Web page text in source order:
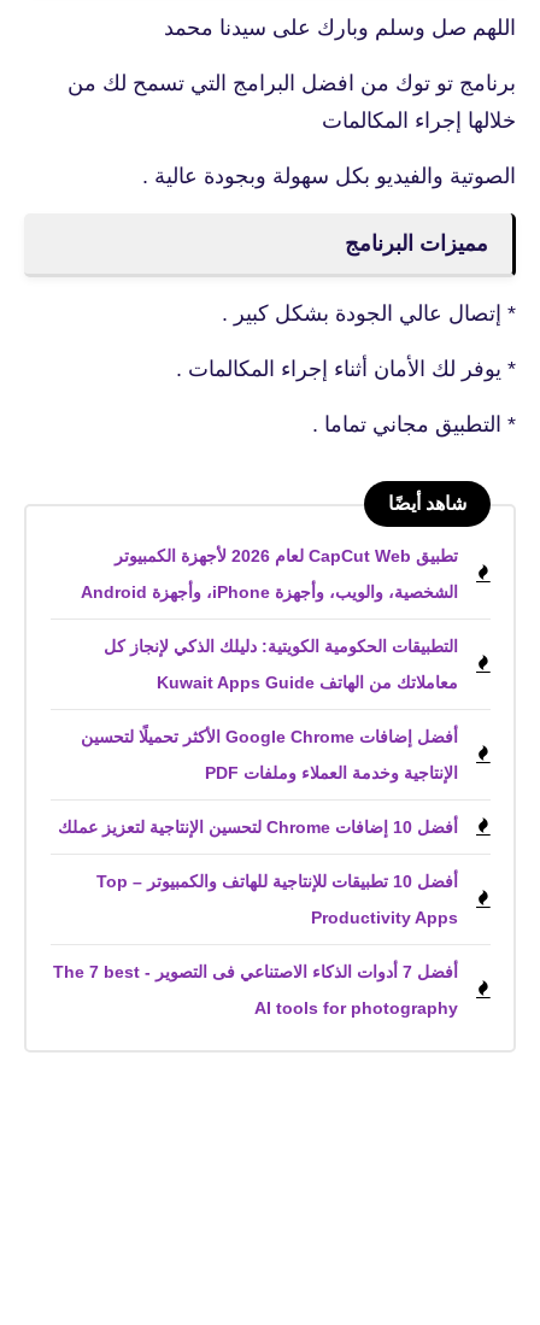
اللهم صل وسلم وبارك على سيدنا محمد
برنامج تو توك من افضل البرامج التي تسمح لك من
خلالها إجراء المكالمات
الصوتية والفيديو بكل سهولة وبجودة عالية .
مميزات البرنامج
* إتصال عالي الجودة بشكل كبير .
* يوفر لك الأمان أثناء إجراء المكالمات .
* التطبيق مجاني تماما .
شاهد أيضًا
تطبيق CapCut Web لعام 2026 لأجهزة الكمبيوتر
الشخصية، والويب، وأجهزة iPhone، وأجهزة Android
التطبيقات الحكومية الكويتية: دليلك الذكي لإنجاز كل
معاملاتك من الهاتف Kuwait Apps Guide
أفضل إضافات Google Chrome الأكثر تحميلًا لتحسين
الإنتاجية وخدمة العملاء وملفات PDF
أفضل 10 إضافات Chrome لتحسين الإنتاجية لتعزيز عملك
أفضل 10 تطبيقات للإنتاجية للهاتف والكمبيوتر – Top
Productivity Apps
أفضل 7 أدوات الذكاء الاصتناعي فى التصوير - The 7 best
AI tools for photography